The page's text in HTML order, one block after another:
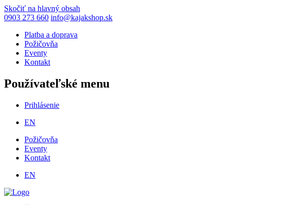
Skočiť na hlavný obsah
0903 273 660 info@kajakshop.sk
Platba a doprava
Požičovňa
Eventy
Kontakt
Používateľské menu
Prihlásenie
EN
Požičovňa
Eventy
Kontakt
EN